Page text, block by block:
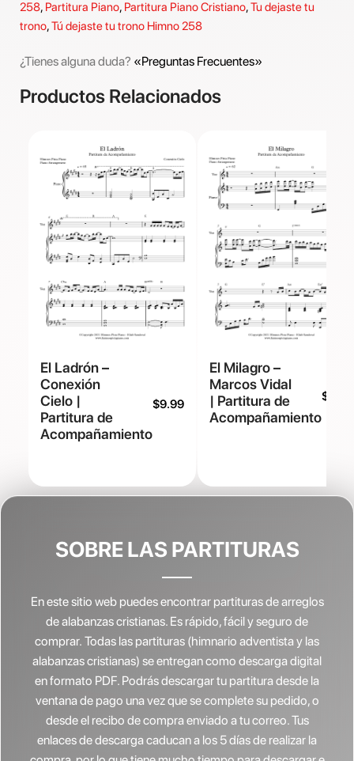
258, Partitura Piano, Partitura Piano Cristiano,Tu dejaste tu
trono,Tú dejaste tu trono Himno 258
¿Tienes alguna duda? «Preguntas Frecuentes»
Productos Relacionados
El Ladrón –
Conexión
Cielo |
Partitura de
Acompañamiento
$9.99
El Milagro –
Marcos Vidal
| Partitura de
Acompañamiento
$
SOBRE LAS PARTITURAS
En este sitio web puedes encontrar partituras de arreglos
de alabanzas cristianas. Es rápido, fácil y seguro de
comprar. Todas las partituras (himnario adventista y las
alabanzas cristianas) se entregan como descarga digital
en formato PDF. Podrás descargar tu partitura desde la
ventana de pago una vez que se complete su pedido, o
desde el recibo de compra enviado a tu correo. Tus
enlaces de descarga caducan a los 5 días de realizar la